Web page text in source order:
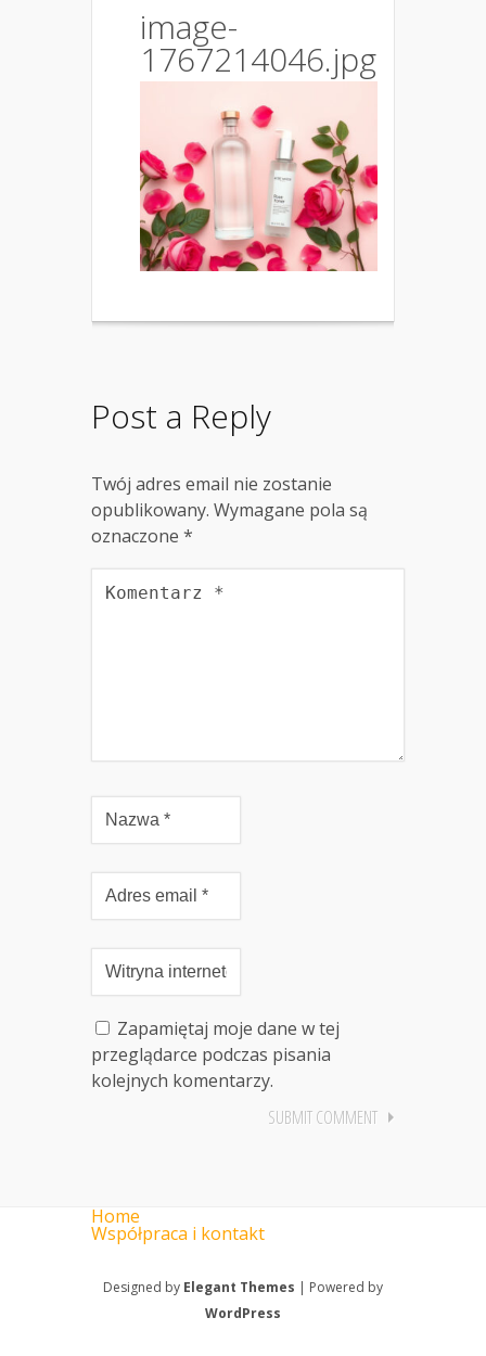
image-
1767214046.jpg
Post a Reply
Twój adres email nie zostanie
opublikowany. Wymagane pola są
oznaczone *
Zapamiętaj moje dane w tej
przeglądarce podczas pisania
kolejnych komentarzy.
Home
Współpraca i kontakt
Designed by Elegant Themes | Powered by
WordPress